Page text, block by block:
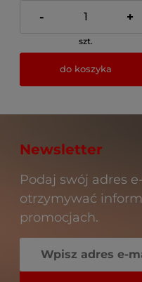
- +
szt.
do koszyka
Newsletter
Podaj swój adres
otrzymywać
promocjach.